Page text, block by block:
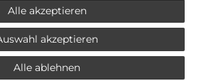
bei Vorab Überweisung:
Alle akzeptieren
akzeptieren
Alle ablehnen